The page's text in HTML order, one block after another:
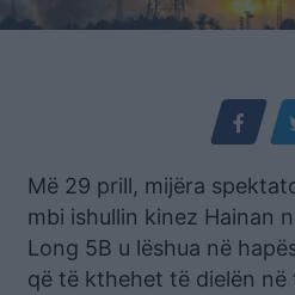
Më 29 prill, mijëra
mbi ishullin kinez Hainan
Long 5B u lëshua në
që të kthehet të dielën në